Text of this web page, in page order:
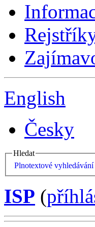
English
Česky
Hledat
Plnotextové vyhledávání
ISP (